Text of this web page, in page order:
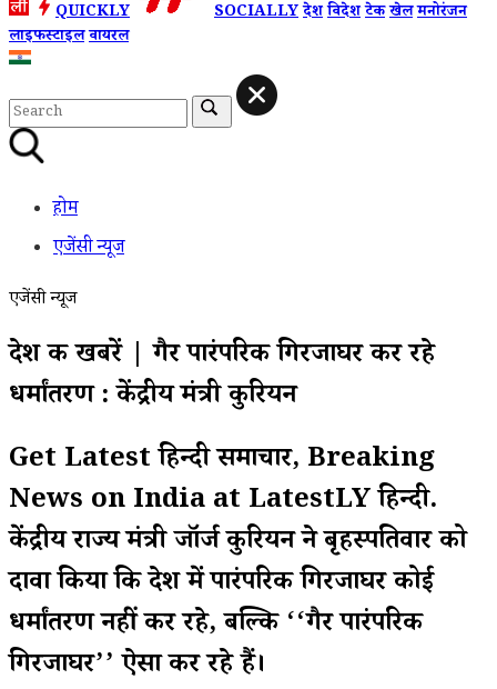
QUICKLY SOCIALLYदेशविदेशटेकखेलमनोरंजन
लाइफस्टाइलवायरल
होम
एजेंसी न्यूज
एजेंसी न्यूज
देश की खबरें | गैर पारंपरिक गिरजाघर कर रहे
धर्मांतरण : केंद्रीय मंत्री कुरियन
Get Latest हिन्दी समाचार, Breaking
News on India at LatestLY हिन्दी.
केंद्रीय राज्य मंत्री जॉर्ज कुरियन ने बृहस्पतिवार को
दावा किया कि देश में पारंपरिक गिरजाघर कोई
धर्मांतरण नहीं कर रहे, बल्कि ‘‘गैर पारंपरिक
गिरजाघर’’ ऐसा कर रहे हैं।